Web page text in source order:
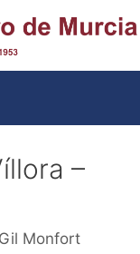
–
Monfort